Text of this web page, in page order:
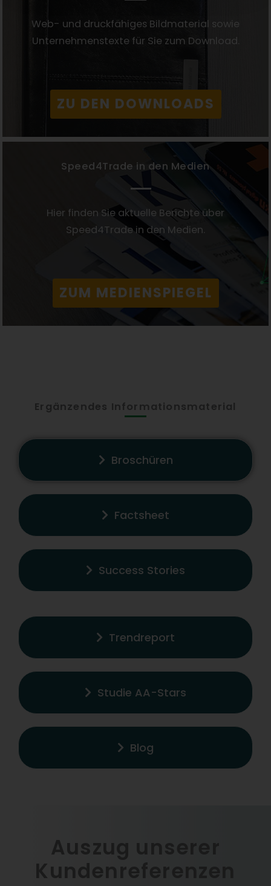
Web- und druckfähiges Bildmaterial sowie
Unternehmenstexte für Sie zum Download.
ZU DEN DOWNLOADS
Speed4Trade in den Medien
Hier finden Sie aktuelle Berichte über
Speed4Trade in den Medien.
ZUM MEDIENSPIEGEL
Ergänzendes Informationsmaterial
Broschüren
Factsheet
Success Stories
Trendreport
Studie AA-Stars
Blog
Auszug unserer
Kundenreferenzen